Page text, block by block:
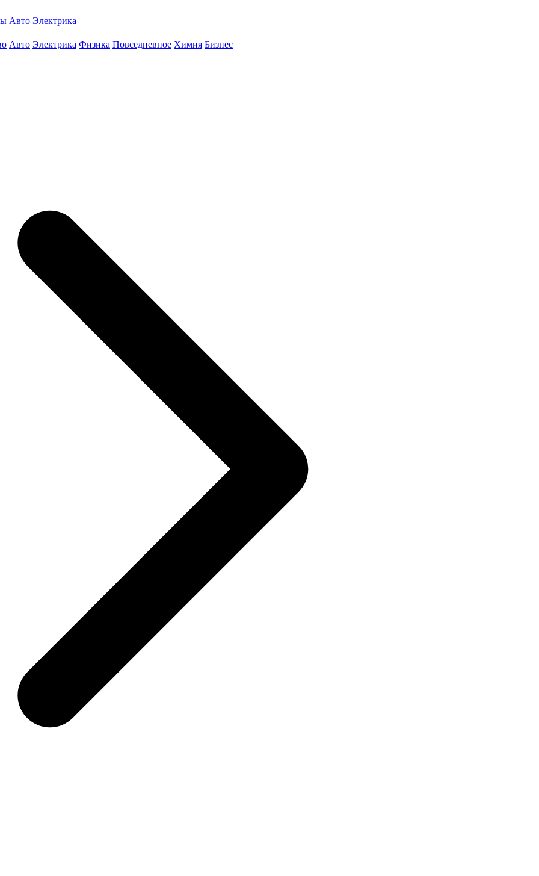
Авто Электрика
Авто Электрика Физика Повседневное Химия Бизнес